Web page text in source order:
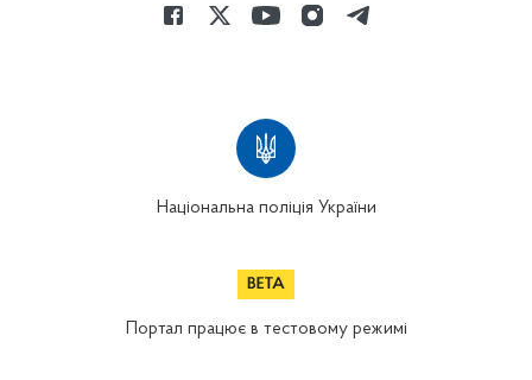
Національна поліція України
Портал працює в тестовому режимі